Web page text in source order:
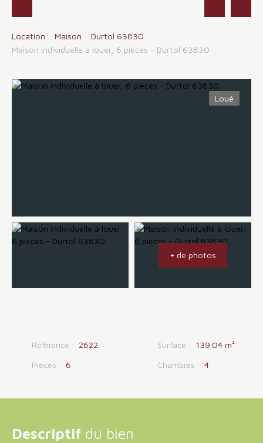
Location Maison
Durtol 63830
Maison individuelle à louer, 6 pièces - Durtol 63830
Loué
+ de photos
Référence : 2622 Surface : 139.04 m²
Pièces : 6 Chambres : 4
Descriptif du bien